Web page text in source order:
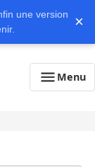
une version
×
Menu